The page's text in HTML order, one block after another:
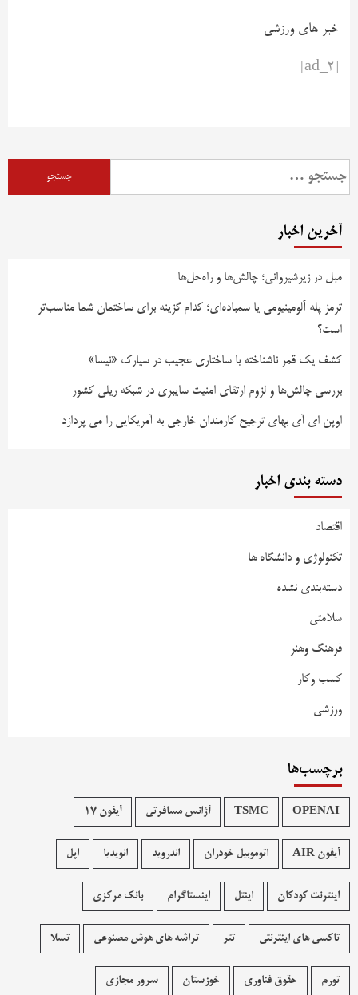
خبر های ورزشی
آخرین اخبار
مبل در زیرشیروانی؛ چالش‌ها و راه‌حل‌ها
ترمز پله آلومینیومی یا سمباده‌ای؛ کدام گزینه برای ساختمان شما مناسب‌تر
است؟
کشف یک قمر ناشناخته با ساختاری عجیب در سیارک «نیسا»
بررسی چالش‌ها و لزوم ارتقای امنیت سایبری در شبکه ریلی کشور
اوپن ای آی بهای ترجیح کارمندان خارجی به آمریکایی را می پردازد
دسته بندی اخبار
اقتصاد
تکنولوژی و دانشگاه ها
دسته‌بندی نشده
سلامتی
فرهنگ وهنر
کسب وکار
ورزشی
برچسب‌ها
OPENAI
TSMC آژانس مسافرتی آیفون 17
آیفون AIR اتوموبیل خودران اندروید انویدیا اپل
اینترنت کودکان اینتل اینستاگرام بانک مرکزی
تاکسی های اینترنتی تتر تراشه های هوش مصنوعی تسلا
تورم حقوق فناوری خوزستان سرور مجازی